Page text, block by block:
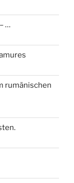
…
rumänischen